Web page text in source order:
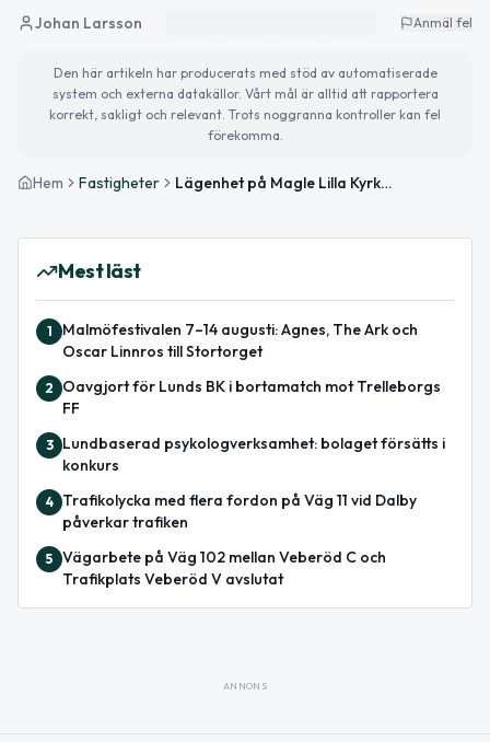
Johan Larsson Anmäl fel
Den här artikeln har producerats med stöd av automatiserade
system och externa datakällor. Vårt mål är alltid att rapportera
korrekt, sakligt och relevant. Trots noggranna kontroller kan fel
förekomma.
Hem Fastigheter Lägenhet på Magle Lilla Kyrkogata 19 i Lund såld för 4 250 000kr
Mest läst
1
Malmöfestivalen 7–14 augusti: Agnes, The Ark och
Oscar Linnros till Stortorget
2
Oavgjort för Lunds BK i bortamatch mot Trelleborgs
FF
3
Lundbaserad psykologverksamhet: bolaget försätts i
konkurs
4
Trafikolycka med flera fordon på Väg 11 vid Dalby
påverkar trafiken
5 Vägarbete på Väg 102 mellan Veberöd C och
Trafikplats Veberöd V avslutat
ANNONS